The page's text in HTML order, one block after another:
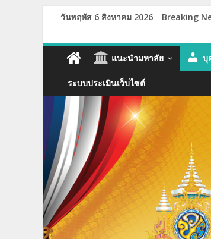
วันพฤหัส 6 สิงหาคม 2026 Breaking
แนะนำมหาลัย บุ
ระบบประเมินเว็บไซต์